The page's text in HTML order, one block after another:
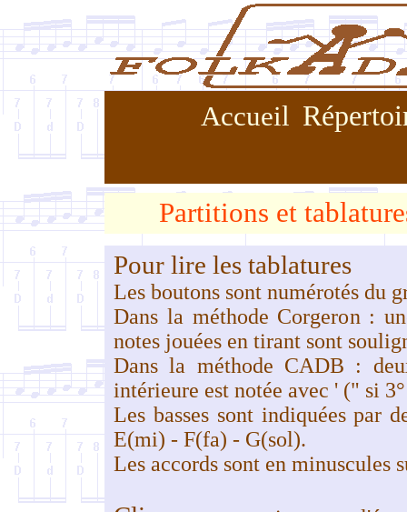
Accueil
Partitions et
Pour lire les tablatures
Les boutons sont numérotés du
Dans la méthode Corgeron :
notes jouées en tirant sont
Dans la méthode CADB :
intérieure est notée avec ' (" si
Les basses sont indiquées
E(mi) - F(fa) - G(sol).
Les accords sont en minuscules